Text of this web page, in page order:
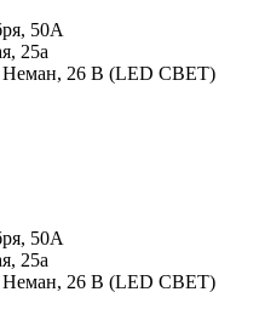
50А
25а
Неман, 26 В (LED СВЕТ)
50А
25а
Неман, 26 В (LED СВЕТ)